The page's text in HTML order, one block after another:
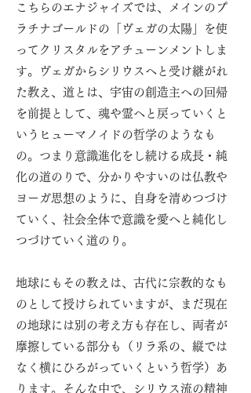
こちらのエナジャイズでは、メインのプ
ラチナゴールドの「ヴェガの太陽」を使
ってクリスタルをアチューンメントしま
す。ヴェガからシリウスへと受け継がれ
た教え、道とは、宇宙の創造主への回帰
を前提として、魂や霊へと戻っていくと
いうヒューマノイドの哲学のようなも
の。つまり意識進化をし続ける成長・純
化の道のりで、分かりやすいのは仏教や
ヨーガ思想のように、自身を清めつづけ
ていく、社会全体で意識を愛へと純化し
つづけていく道のり。
​地球にもその教えは、古代に宗教的なも
のとして授けられていますが、まだ現在
の地球には別の考え方も存在し、両者が
摩擦している部分も（リラ系の、縦では
なく横にひろがっていくという哲学）あ
ります。そんな中で、シリウス流の精神